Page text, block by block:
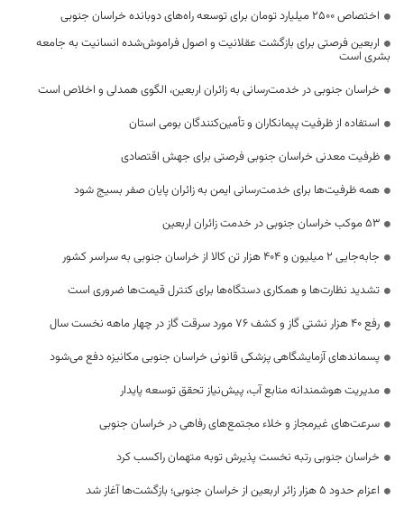
اختصاص 2500 میلیارد تومان برای توسعه راه‌های دوبانده خراسان جنوبی
اربعین فرصتی برای بازگشت عقلانیت و اصول فراموش‌شده انسانیت به جامعه
بشری است
خراسان جنوبی در خدمت‌رسانی به زائران اربعین، الگوی همدلی و اخلاص است
استفاده از ظرفیت پیمانکاران و تأمین‌کنندگان بومی استان
ظرفیت معدنی خراسان جنوبی فرصتی برای جهش اقتصادی
همه ظرفیت‌ها برای خدمت‌رسانی ایمن به زائران پایان صفر بسیج شود
53 موکب خراسان جنوبی در خدمت زائران اربعین
جابه‌جایی 2 میلیون و 404 هزار تن کالا از خراسان جنوبی به سراسر کشور
تشدید نظارت‌ها و همکاری دستگاه‌ها برای کنترل قیمت‌ها ضروری است
رفع 40 هزار نشتی گاز و کشف 76 مورد سرقت گاز در چهار ماهه نخست سال
پسماندهای آزمایشگاهی پزشکی قانونی خراسان جنوبی مکانیزه دفع می‌شود
مدیریت هوشمندانه منابع آب، پیش‌نیاز تحقق توسعه پایدار
سرعت‌های غیرمجاز و خلاء مجتمع‌های رفاهی در خراسان جنوبی
خراسان جنوبی رتبه نخست پذیرش توبه متهمان راکسب کرد
اعزام حدود 5 هزار زائر اربعین از خراسان جنوبی؛ بازگشت‌ها آغاز شد